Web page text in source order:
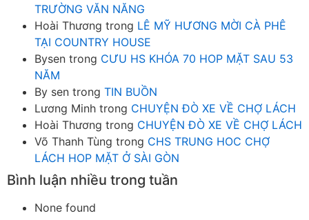
TRƯỜNG VĂN NĂNG
Hoài Thương trong LÊ MỸ HƯƠNG MỜI CÀ PHÊ
TẠI COUNTRY HOUSE
Bysen trong CƯU HS KHÓA 70 HOP MẶT SAU 53
NĂM
By sen trong TIN BUỒN
Lương Minh trong CHUYỆN ĐÒ XE VỀ CHỢ LÁCH
Hoài Thương trong CHUYỆN ĐÒ XE VỀ CHỢ LÁCH
Võ Thanh Tùng trong CHS TRUNG HOC CHỢ
LÁCH HOP MẶT Ở SÀI GÒN
Bình luận nhiều trong tuần
None found